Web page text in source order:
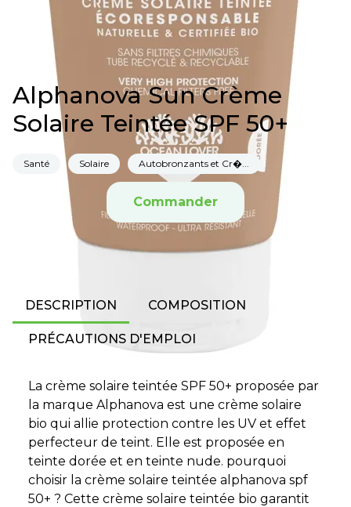
Alphanova Sun Crème
Solaire Teintée SPF 50+
Santé Solaire Autobronzants et Cr�...
Commander
DESCRIPTION COMPOSITION
PRÉCAUTIONS D'EMPLOI
La crème solaire teintée SPF 50+ proposée par
la marque Alphanova est une crème solaire
bio qui allie protection contre les UV et effet
perfecteur de teint. Elle est proposée en
teinte dorée et en teinte nude. pourquoi
choisir la crème solaire teintée alphanova spf
50+ ? Cette crème solaire teintée bio garantit